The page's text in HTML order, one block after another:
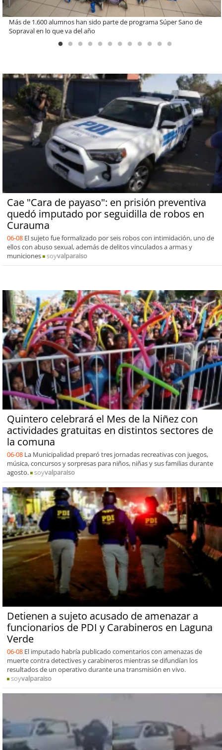
Estudiantes de la UCN desarrollan tecnología para modernizar la
operación de Ultraport Coquimbo
Cae "Cara de payaso": en prisión preventiva
quedó imputado por seguidilla de robos en
Curauma
06-08 El sujeto fue formalizado por seis robos con intimidación, uno de
ellos con abuso sexual, además de delitos vinculados a armas y
municiones
soyvalparaiso
Quintero celebrará el Mes de la Niñez con
actividades gratuitas en distintos sectores de
la comuna
06-08 La Municipalidad preparó tres jornadas recreativas con juegos,
música, concursos y sorpresas para niños, niñas y sus familias durante
agosto.
soyvalparaiso
Detienen a sujeto acusado de amenazar a
funcionarios de PDI y Carabineros en Laguna
Verde
06-08 El imputado habría publicado comentarios con amenazas de
muerte contra detectives y carabineros mientras se difundían los
resultados de un operativo durante una transmisión en vivo.
soyvalparaiso